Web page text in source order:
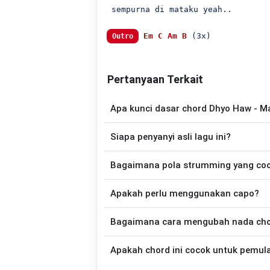
sempurna di mataku yeah..
Outro Em C Am B
Pertanyaan Terkait
Apa kunci dasar chord Dhyo Haw -
sehingga lebih mudah dimainkan oleh
Siapa penyanyi asli lagu ini?
gitar yang lebih mudah dimainkan tanpa
Bagaimana pola strumming yang
Down - Down - Up - Up - Down - Up
Marryjane.
Apakah perlu menggunakan capo?
nada asli penyanyi, kamu dapat
kebutuhan.
Bagaimana cara mengubah nada
nada. Seluruh chord akan berubah secara otomatis tanpa mengubah lirik sehingga kamu dapat
Apakah chord ini cocok untuk